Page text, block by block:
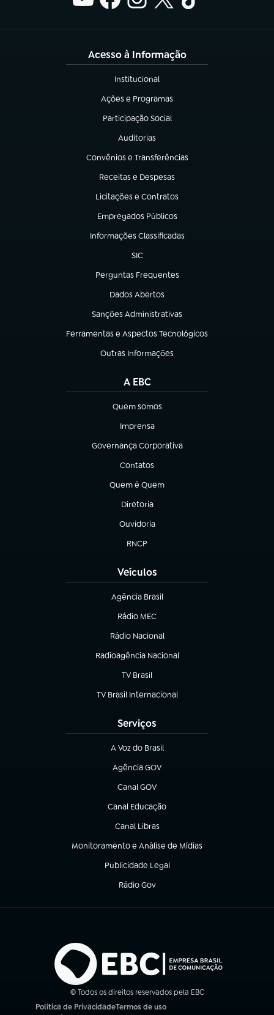
Acesso à Informação
Institucional
(abre em nova aba)
Ações e Programas
(abre em nova aba)
Participação Social
(abre em nova aba)
Auditorias
(abre em nova aba)
Convênios e Transferências
(abre em nova aba)
Receitas e Despesas
(abre em nova aba)
Licitações e Contratos
(abre em nova aba)
Empregados Públicos
(abre em nova aba)
Informações Classificadas
(abre em nova aba)
SIC
(abre em nova aba)
Perguntas Frequentes
(abre em nova aba)
Dados Abertos
(abre em nova aba)
Sanções Administrativas
(abre em nova aba)
Ferramentas e Aspectos Tecnológicos
(abre em nova aba)
Outras Informações
(abre em nova aba)
A EBC
Quem somos
(abre em nova aba)
Imprensa
(abre em nova aba)
Governança Corporativa
(abre em nova aba)
Contatos
(abre em nova aba)
Quem é Quem
(abre em nova aba)
Diretoria
(abre em nova aba)
Ouvidoria
(abre em nova aba)
RNCP
(abre em nova aba)
Veículos
Agência Brasil
(abre em nova aba)
Rádio MEC
Rádio Nacional
(abre em nova aba)
Radioagência Nacional
(abre em nova aba)
TV Brasil
(abre em nova aba)
TV Brasil Internacional
(abre em nova aba)
Serviços
A Voz do Brasil
(abre em nova aba)
Agência GOV
(abre em nova aba)
Canal GOV
(abre em nova aba)
Canal Educação
(abre em nova aba)
Canal Libras
(abre em nova aba)
Monitoramento e Análise de Mídias
(abre em nova aba)
Publicidade Legal
(abre em nova aba)
Rádio Gov
(abre em nova aba)
© Todos os direitos reservados pela EBC
Política de PrivacidadeTermos de uso